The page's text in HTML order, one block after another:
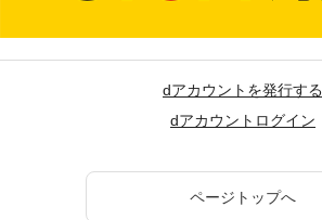
dアカウントを発行する
dアカウントログイン
ページトップへ